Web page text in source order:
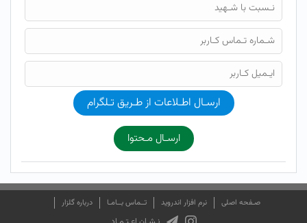
ارسـال اطـلاعات از طـریق تـلگرام
ارسـال مـحتوا
صـفحه اصلی نرم افزار اندروید تــماس بــامـا درباره گلزار